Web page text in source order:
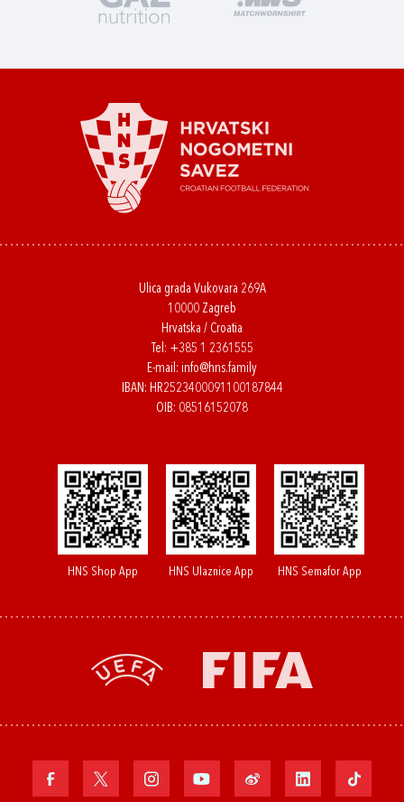
Ulica grada Vukovara 269A
10000 Zagreb
Hrvatska / Croatia
Tel: +385 1 2361555
E-mail: info@hns.family
IBAN: HR2523400091100187844
OIB: 08516152078
HNS Shop App HNS Ulaznice App HNS Semafor App